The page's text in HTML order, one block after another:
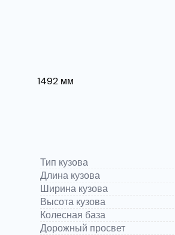
1492 мм
Тип кузова
Длина кузова
Ширина кузова
Высота кузова
Колесная база
Дорожный просвет